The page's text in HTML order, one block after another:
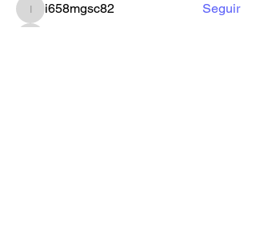
i658mgsc82
i658mgsc82 Seguir